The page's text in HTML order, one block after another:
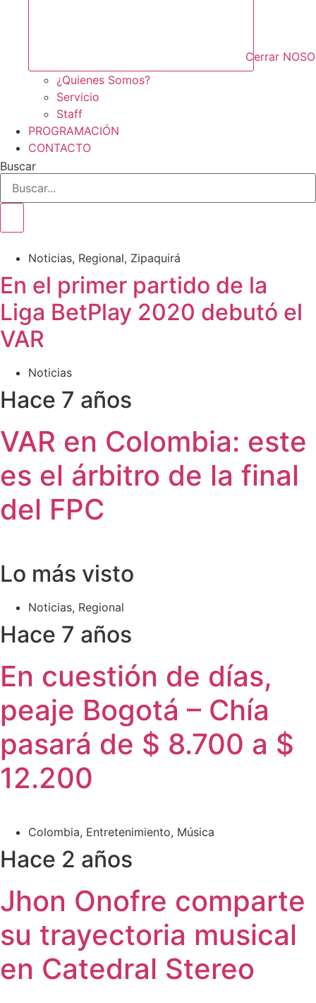
Cerrar
¿Quienes Somos?
Servicio
Staff
PROGRAMACIÓN
CONTACTO
Buscar
Noticias, Regional, Zipaquirá
En el primer partido de la
Liga BetPlay 2020 debutó el
VAR
Noticias
Hace 7 años
VAR en Colombia: este
es el árbitro de la final
del FPC
Lo más visto
Noticias, Regional
Hace 7 años
En cuestión de días,
peaje Bogotá – Chía
pasará de $ 8.700 a $
12.200
Colombia, Entretenimiento, Música
Hace 2 años
Jhon Onofre comparte
su trayectoria musical
en Catedral Stereo